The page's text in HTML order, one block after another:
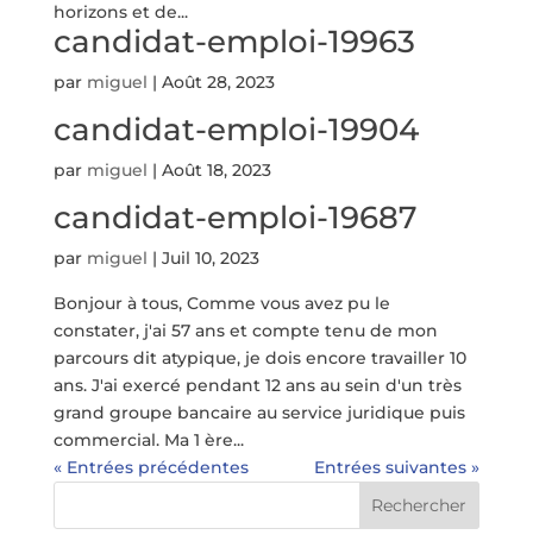
horizons et de...
candidat-emploi-19963
par miguel | Août 28, 2023
candidat-emploi-19904
par miguel | Août 18, 2023
candidat-emploi-19687
par miguel | Juil 10, 2023
Bonjour à tous, Comme vous avez pu le
constater, j'ai 57 ans et compte tenu de mon
parcours dit atypique, je dois encore travailler 10
ans. J'ai exercé pendant 12 ans au sein d'un très
grand groupe bancaire au service juridique puis
commercial. Ma 1 ère...
« Entrées précédentes
Entrées suivantes »
Rechercher